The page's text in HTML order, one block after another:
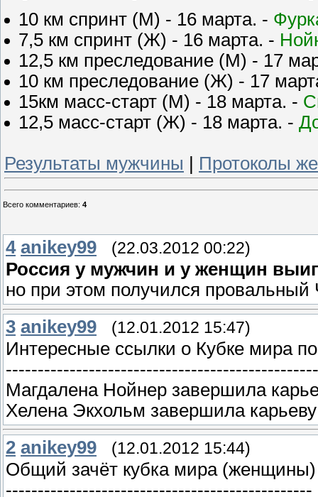
10 км спринт (М) - 16 марта. -
7,5 км спринт (Ж) - 16 марта. -
12,5 км преследование (М) - 17
10 км преследование (Ж) - 17
15км масс-старт (М) - 18 марта. -
12,5 масс-старт (Ж) - 18 марта. -
Результаты мужчины Протоколы
Всего комментариев: 4
4 anikey99 (22.03.2012 00:22)
Россия у мужчин и у женщин
но при этом получился
3 anikey99 (12.01.2012 15:47)
Интересные ссылки о Кубке мира
Магдалена Нойнер завершила
Хелена Экхольм завершила карьеву
2 anikey99 (12.01.2012 15:44)
Общий зачёт кубка мира (женщины)
------------------------------------------------